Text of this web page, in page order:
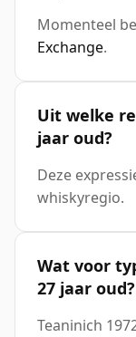
Momenteel
Exchange.
Uit welke
jaar oud?
Deze
whiskyregio.
Wat voor
27 jaar oud?
Teaninich